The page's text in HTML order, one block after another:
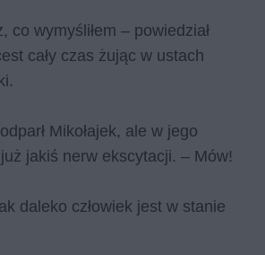
co wymyśliłem – powiedział
cały czas żując w ustach
Mikołajek, ale w jego
jakiś nerw ekscytacji. – Mów!
daleko człowiek jest w stanie